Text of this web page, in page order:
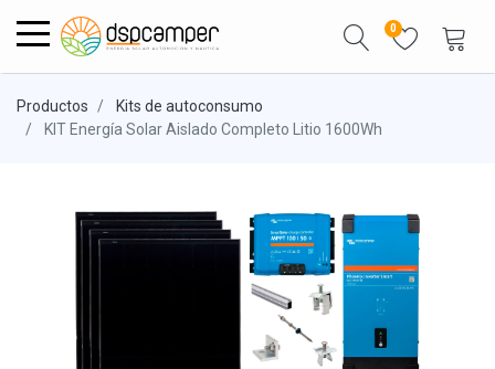
0
Productos
Kits de autoconsumo
KIT Energía Solar Aislado Completo Litio 1600Wh